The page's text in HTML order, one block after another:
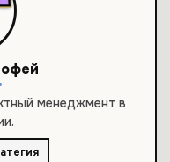
менеджмент в